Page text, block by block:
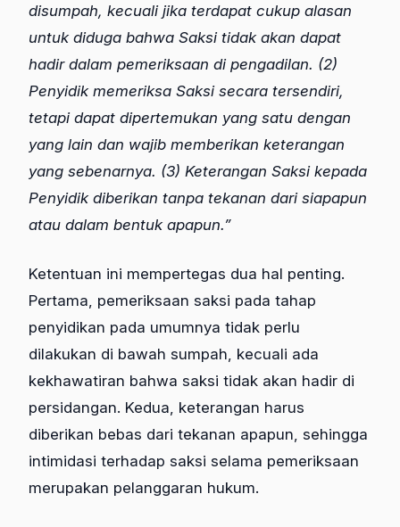
disumpah, kecuali jika terdapat cukup alasan
untuk diduga bahwa Saksi tidak akan dapat
hadir dalam pemeriksaan di pengadilan. (2)
Penyidik memeriksa Saksi secara tersendiri,
tetapi dapat dipertemukan yang satu dengan
yang lain dan wajib memberikan keterangan
yang sebenarnya. (3) Keterangan Saksi kepada
Penyidik diberikan tanpa tekanan dari siapapun
atau dalam bentuk apapun.”
Ketentuan ini mempertegas dua hal penting.
Pertama, pemeriksaan saksi pada tahap
penyidikan pada umumnya tidak perlu
dilakukan di bawah sumpah, kecuali ada
kekhawatiran bahwa saksi tidak akan hadir di
persidangan. Kedua, keterangan harus
diberikan bebas dari tekanan apapun, sehingga
intimidasi terhadap saksi selama pemeriksaan
merupakan pelanggaran hukum.